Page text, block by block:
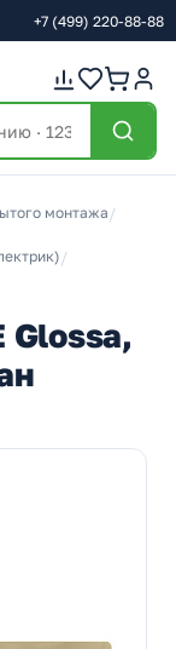
+7 (499) 220-88-88
монтажа /
/
Glossa,